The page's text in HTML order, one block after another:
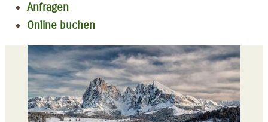
Anfragen
Online buchen